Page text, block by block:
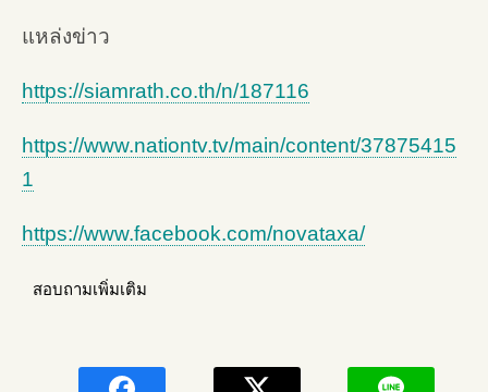
แหล่งข่าว
https://siamrath.co.th/n/187116
https://www.nationtv.tv/main/content/37875415
1
https://www.facebook.com/novataxa/
สอบถามเพิ่มเติม